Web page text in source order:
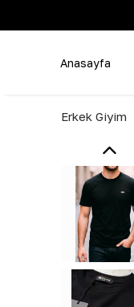
Anasayfa
Erkek Giyim